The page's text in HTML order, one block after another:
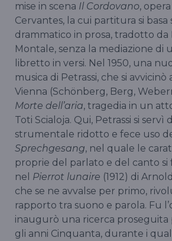
mise in scena Il Cordovano,
Cervantes, la cui partitura si basa
drammatico in prosa, tradotto da
Montale, senza la mediazione di
libretto in versi. Nel 1950, una
musica di Petrassi, che si avvicinò
Vienna (Schönberg, Berg,
Morte dell’aria, tragedia in un
Toti Scialoja. Qui, Petrassi si servì
strumentale ridotto e fece uso
Sprechgesang, nel quale le
proprie del parlato e del canto si
nel Pierrot lunaire (1912) di
che se ne avvalse per primo,
rapporto tra suono e parola. Fu
inaugurò una ricerca
gli anni Cinquanta, durante i